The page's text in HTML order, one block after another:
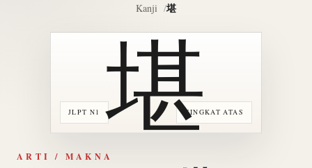
Kanji 堪
JLPT N1 TINGKAT ATAS
堪
ARTI / MAKNA